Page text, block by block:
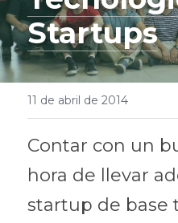
Startups
11 de abril de 2014
Contar con un
hora de llevar
startup de base